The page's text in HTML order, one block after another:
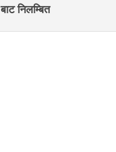
निलम्बित